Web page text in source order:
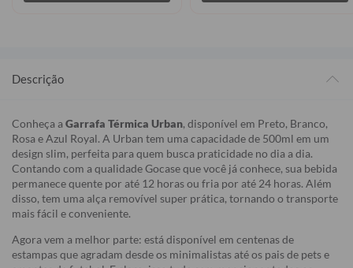
Descrição
Conheça a Garrafa Térmica Urban, disponível em Preto, Branco,
Rosa e Azul Royal. A Urban tem uma capacidade de 500ml em um
design slim, perfeita para quem busca praticidade no dia a dia.
Contando com a qualidade Gocase que você já conhece, sua bebida
permanece quente por até 12 horas ou fria por até 24 horas. Além
disso, tem uma alça removível super prática, tornando o transporte
mais fácil e conveniente.
Agora vem a melhor parte: está disponível em centenas de
estampas que agradam desde os minimalistas até os pais de pets e